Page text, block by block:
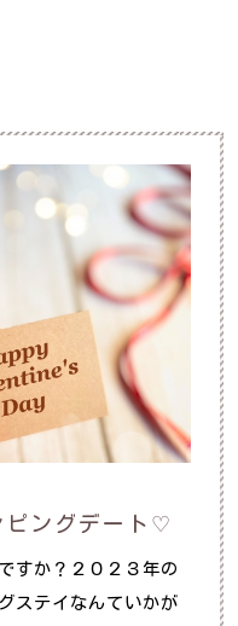
ピングデート♡
すか？２０２３年の
ステイなんていかが